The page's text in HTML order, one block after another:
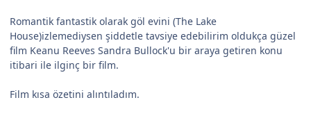
Romantik fantastik olarak göl evini (The Lake
House)izlemediysen şiddetle tavsiye edebilirim oldukça güzel
film Keanu Reeves Sandra Bullock'u bir araya getiren konu
itibari ile ilginç bir film.
Film kısa özetini alıntıladım.